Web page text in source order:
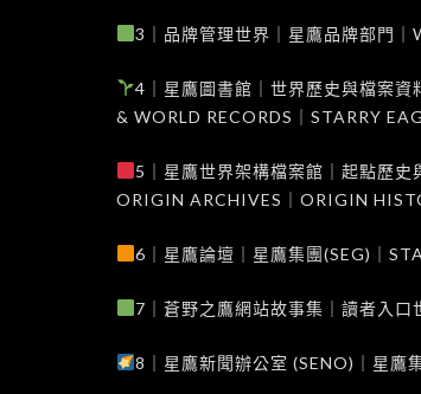
3｜品牌管理世界｜星鷹品牌部門
4｜星鷹圖書館｜世界歷史與檔案
& WORLD RECORDS｜STARRY
5｜星鷹世界架構檔案館｜起點歷
ORIGIN ARCHIVES｜ORIGIN
6｜星鷹論壇｜星鷹集團(SEG)｜
7｜蒼野之鷹網站故事集｜讀者入
8｜星鷹新聞辦公室 (SENO)｜星鷹